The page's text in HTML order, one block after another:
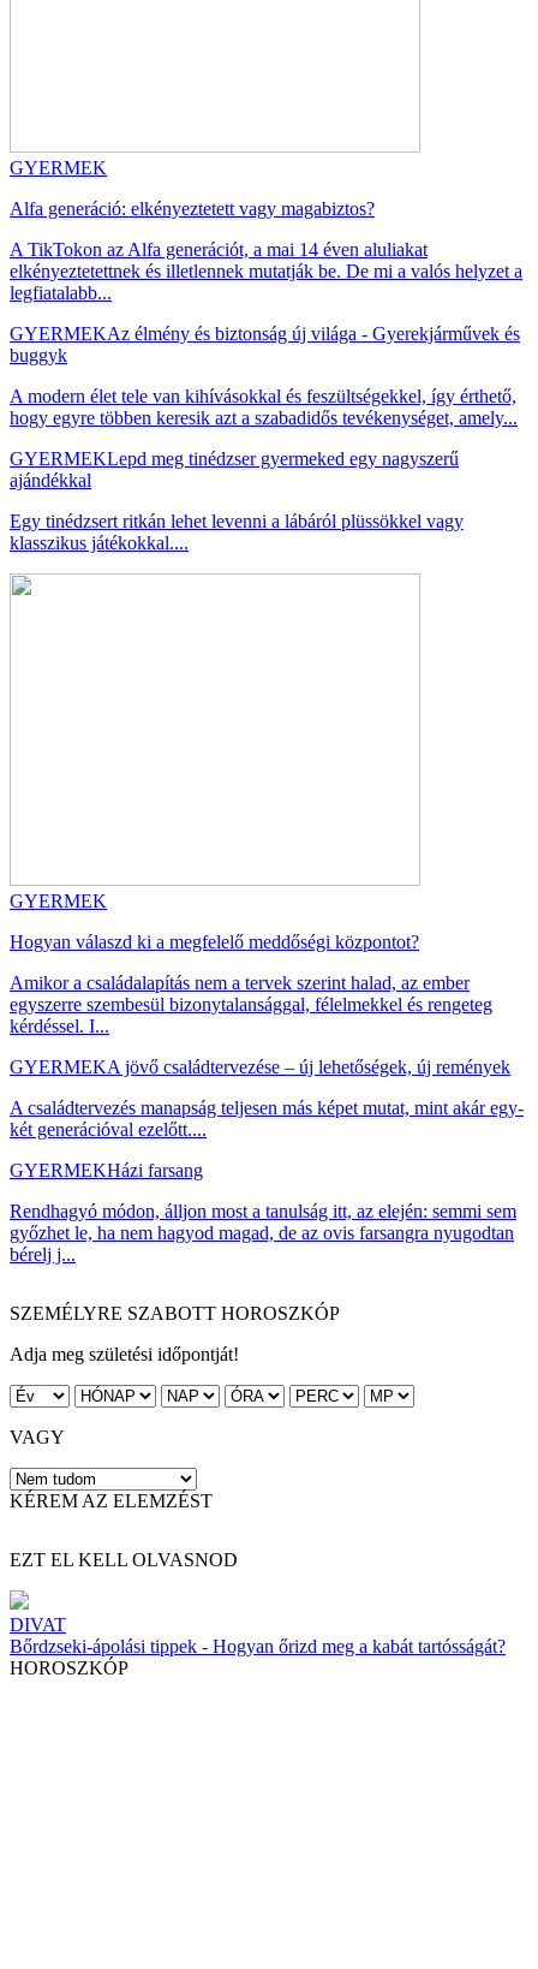
GYERMEK
Alfa generáció: elkényeztetett vagy magabiztos?
A TikTokon az Alfa generációt, a mai 14 éven aluliakat
elkényeztetettnek és illetlennek mutatják be. De mi a valós helyzet a
legfiatalabb...
GYERMEKAz élmény és biztonság új világa - Gyerekjárművek és
buggyk
A modern élet tele van kihívásokkal és feszültségekkel, így érthető,
hogy egyre többen keresik azt a szabadidős tevékenységet, amely...
GYERMEKLepd meg tinédzser gyermeked egy nagyszerű
ajándékkal
Egy tinédzsert ritkán lehet levenni a lábáról plüssökkel vagy
klasszikus játékokkal....
GYERMEK
Hogyan válaszd ki a megfelelő meddőségi központot?
Amikor a családalapítás nem a tervek szerint halad, az ember
egyszerre szembesül bizonytalansággal, félelmekkel és rengeteg
kérdéssel. I...
GYERMEKA jövő családtervezése – új lehetőségek, új remények
A családtervezés manapság teljesen más képet mutat, mint akár egy-
két generációval ezelőtt....
GYERMEKHázi farsang
Rendhagyó módon, álljon most a tanulság itt, az elején: semmi sem
győzhet le, ha nem hagyod magad, de az ovis farsangra nyugodtan
bérelj j...
SZEMÉLYRE SZABOTT HOROSZKÓP
Adja meg születési időpontját!
VAGY
KÉREM AZ ELEMZÉST
EZT EL KELL OLVASNOD
DIVAT
Bőrdzseki-ápolási tippek - Hogyan őrizd meg a kabát tartósságát?
HOROSZKÓP